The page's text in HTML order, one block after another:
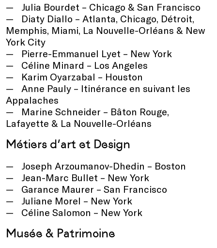
Julia Bourdet – Chicago & San Francisco
Diaty Diallo – Atlanta, Chicago, Détroit,
Memphis, Miami, La Nouvelle-Orléans & New
York City
Pierre-Emmanuel Lyet – New York
Céline Minard – Los Angeles
Karim Oyarzabal – Houston
Anne Pauly – Itinérance en suivant les
Appalaches
Marine Schneider – Bâton Rouge,
Lafayette & La Nouvelle-Orléans
Métiers d’art et Design
Joseph Arzoumanov-Dhedin – Boston
Jean-Marc Bullet – New York
Garance Maurer – San Francisco
Juliane Morel – New York
Céline Salomon – New York
Musée & Patrimoine